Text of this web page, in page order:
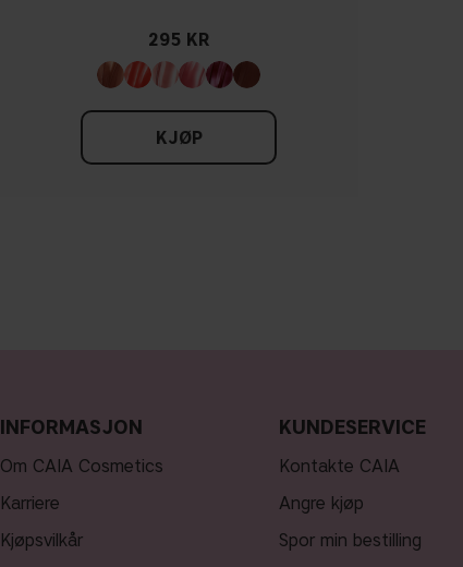
295 KR
KJØP
INFORMASJON
Om CAIA Cosmetics
Karriere
Kjøpsvilkår
KUNDESERVICE
Kontakte CAIA
Angre kjøp
Spor min bestilling